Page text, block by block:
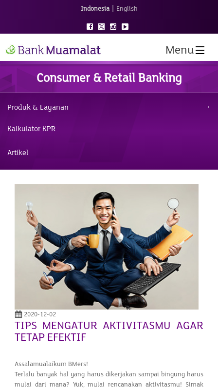
Indonesia | English
Menu
Consumer & Retail Banking
Produk & Layanan
Kalkulator KPR
Artikel
2020-12-02
TIPS MENGATUR AKTIVITASMU AGAR
TETAP EFEKTIF
Assalamualaikum BMers!
Terlalu banyak hal yang harus dikerjakan sampai bingung harus
mulai dari mana? Yuk, mulai rencanakan aktivitasmu! Simak